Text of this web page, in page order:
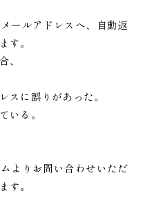
ールアドレスへ、自動返
す。
、
スに誤りがあった。
いる。
よりお問い合わせいただ
す。